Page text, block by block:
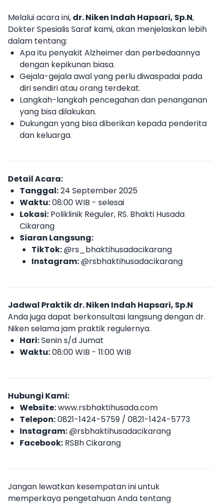
Melalui acara ini, dr. Niken Indah Hapsari, Sp.N,
Dokter Spesialis Saraf kami, akan menjelaskan lebih
dalam tentang:
Apa itu penyakit Alzheimer dan perbedaannya
dengan kepikunan biasa.
Gejala-gejala awal yang perlu diwaspadai pada
diri sendiri atau orang terdekat.
Langkah-langkah pencegahan dan penanganan
yang bisa dilakukan.
Dukungan yang bisa diberikan kepada penderita
dan keluarga.
Detail Acara:
Tanggal:24 September 2025
Waktu:08:00 WIB - selesai
Lokasi: Poliklinik Reguler, RS. Bhakti Husada
Cikarang
Siaran Langsung:
TikTok:@rs_bhaktihusadacikarang
Instagram:@rsbhaktihusadacikarang
Jadwal Praktik dr. Niken Indah Hapsari, Sp.N
Anda juga dapat berkonsultasi langsung dengan dr.
Niken selama jam praktik regulernya.
Hari:Senin s/d Jumat
Waktu:08:00 WIB - 11:00 WIB
Hubungi Kami:
Website:www.rsbhaktihusada.com
Telepon:0821-1424-5759 / 0821-1424-5773
Instagram:@rsbhaktihusadacikarang
Facebook: RSBh Cikarang
Jangan lewatkan kesempatan ini untuk
memperkaya pengetahuan Anda tentang